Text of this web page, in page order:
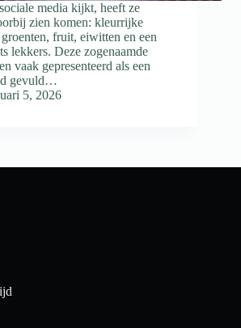
media kijkt, heeft ze
zien komen: kleurrijke
fruit, eiwitten en een
lekkers. Deze zogenaamde
vaak gepresenteerd als een
gevuld…
5, 2026